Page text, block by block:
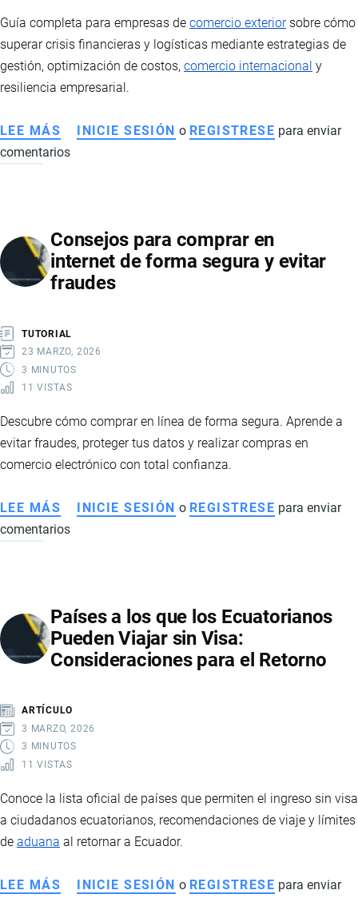
NARCOTRÁFICO
TRANSNACIONAL
Guía completa para empresas de comercio exteriorsobre cómo
superar crisis financieras y logísticas mediante estrategias de
gestión, optimización de costos, comercio internacional y
resiliencia empresarial.
LEE MÁS SOBRE
ESTRATEGIAS
EN
EMPRESAS
DE
EXPORTACIÓN
INICIE SESIÓN o REGISTRESE para enviar
comentarios
Consejos para comprar en
internet de forma segura y evitar
fraudes
TUTORIAL
23 MARZO, 2026
3 MINUTOS
11 VISTAS
Descubre cómo comprar en línea de forma segura. Aprende a
evitar fraudes, proteger tus datos y realizar compras en
comercio electrónico con total confianza.
LEE MÁS SOBRE
CONSEJOS
INTERNET
DE
FORMA
EVITAR
FRAUDES
INICIE SESIÓN o REGISTRESE para enviar
comentarios
Países a los que los Ecuatorianos
Pueden Viajar sin Visa:
Consideraciones para el Retorno
ARTÍCULO
3 MARZO, 2026
3 MINUTOS
11 VISTAS
Conoce la lista oficial de países que permiten el ingreso sin visa
a ciudadanos ecuatorianos, recomendaciones de viaje y límites
de aduana al retornar a Ecuador.
LEE MÁS SOBRE
INICIE SESIÓN o REGISTRESE para enviar